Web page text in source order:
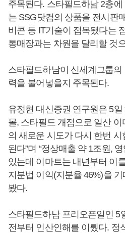
주목된다. 스타필드하남 2층
는 SSG닷컴의 상품을 전시판
비콘 등 IT기술이 접목됐다는
통매장과는 차원을 달리할 것
스타필드하남이 신세계그룹
력을 불어넣을지 주목된다.
유정현 대신증권 연구원은 5일
몰, 스타필드 개점으로 일산
의 새로운 시도가 다시 한번
된다”며 “정상매출 약 1조원,
있는데 이마트는 내년부터 이
지분법 이익(지분율 46%)을
봤다.
스타필드하남 프리오픈일인 5
전부터 인산인해를 이뤘다. 정